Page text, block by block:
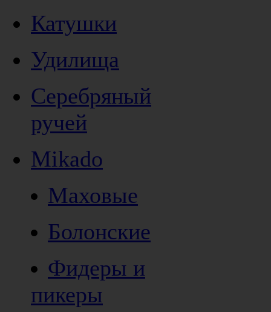
Катушки
Удилища
Серебряный
ручей
Mikado
Маховые
Болонские
Фидеры и
пикеры